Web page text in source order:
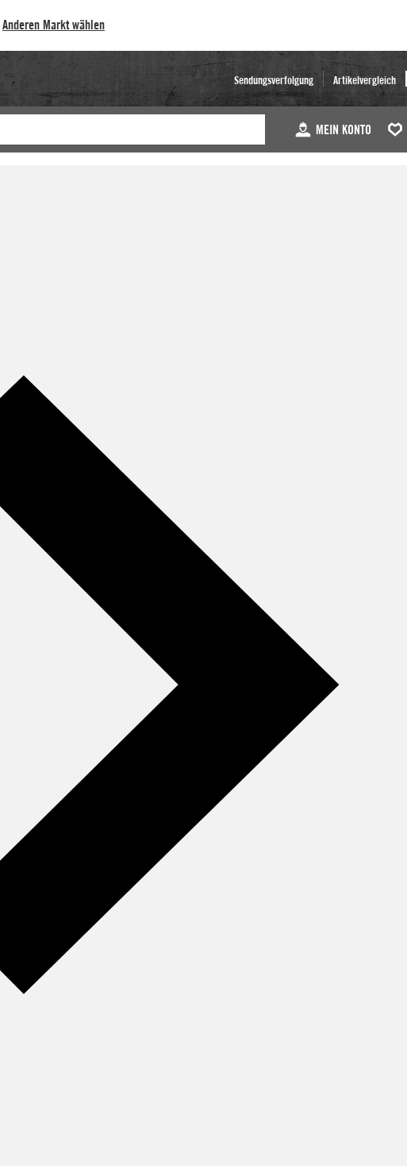
Anderen Markt wählen
Sendungsverfolgung Artikelvergleich
MEIN KONTO